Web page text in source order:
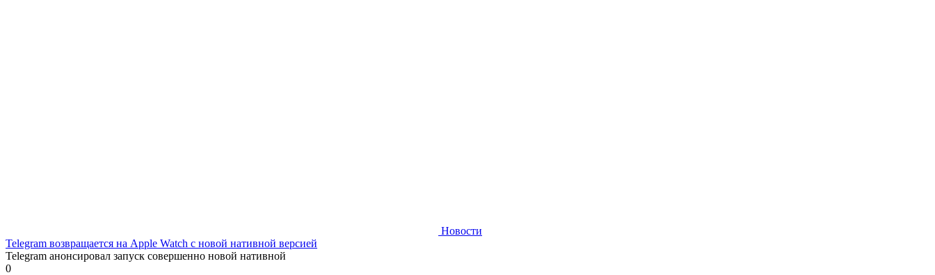
Новости
Telegram возвращается на Apple Watch с новой нативной версией
Telegram анонсировал запуск совершенно новой нативной
0